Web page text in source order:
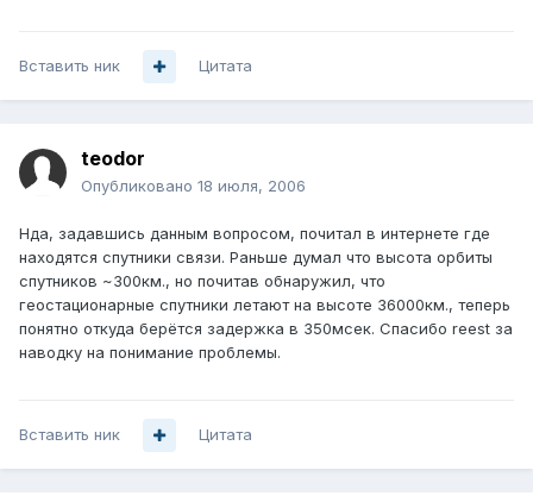
Вставить ник Цитата
teodor
Опубликовано 18 июля, 2006
Нда, задавшись данным вопросом, почитал в интернете где
находятся спутники связи. Раньше думал что высота орбиты
спутников ~300км., но почитав обнаружил, что
геостационарные спутники летают на высоте 36000км., теперь
понятно откуда берётся задержка в 350мсек. Спасибо reest за
наводку на понимание проблемы.
Вставить ник Цитата